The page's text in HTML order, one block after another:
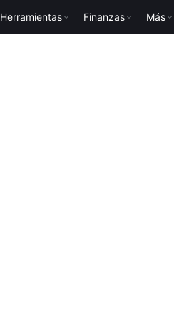
Herramientas Finanzas Más